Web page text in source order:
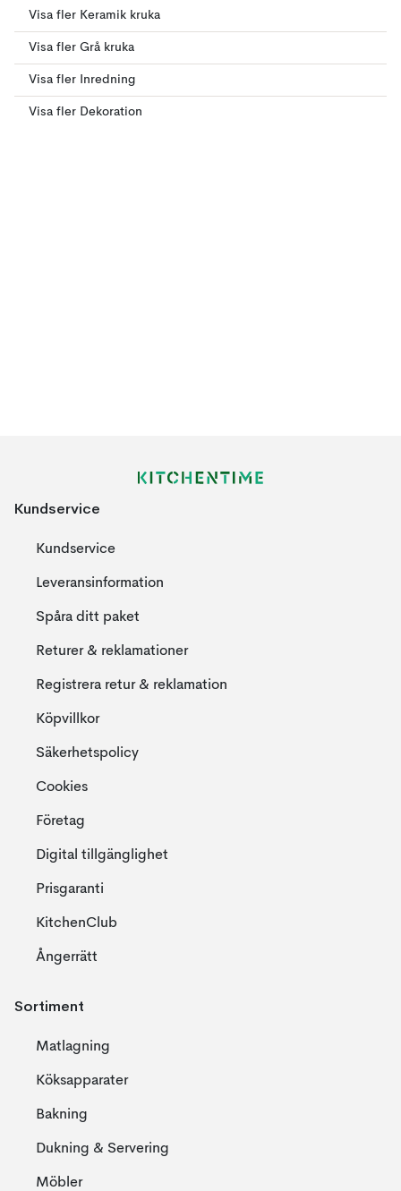
Visa fler Keramik kruka
Visa fler Grå kruka
Visa fler Inredning
Visa fler Dekoration
Kundservice
Kundservice
Leveransinformation
Spåra ditt paket
Returer & reklamationer
Registrera retur & reklamation
Köpvillkor
Säkerhetspolicy
Cookies
Företag
Digital tillgänglighet
Prisgaranti
KitchenClub
Ångerrätt
Sortiment
Matlagning
Köksapparater
Bakning
Dukning & Servering
Möbler